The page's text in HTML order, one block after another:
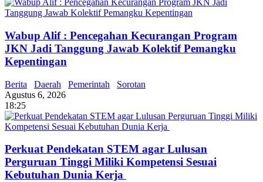
Wabup Alif : Pencegahan Kecurangan Program
JKN Jadi Tanggung Jawab Kolektif Pemangku
Kepentingan
Berita Daerah Pemerintah
Sorotan
Agustus 6, 2026
18:25
Perkuat Pendekatan STEM agar Lulusan
Perguruan Tinggi Miliki Kompetensi Sesuai
Kebutuhan Dunia Kerja